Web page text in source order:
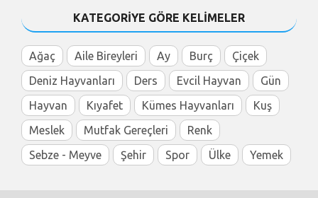
KATEGORİYE GÖRE KELİMELER
Ağaç Aile Bireyleri Ay Burç
Çiçek
Deniz Hayvanları
Ders Evcil Hayvan
Gün
Hayvan
Kıyafet Kümes Hayvanları
Kuş
Meslek
Mutfak Gereçleri
Renk
Sebze - Meyve
Şehir Spor Ülke Yemek